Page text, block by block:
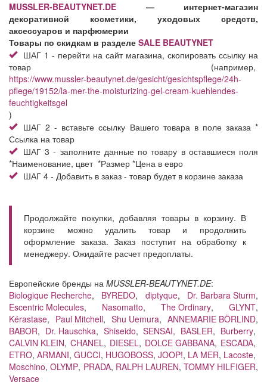
MUSSLER-BEAUTYNET.DE — интернет-магазин
декоративной косметики, уходовых средств,
аксессуаров и парфюмерии
Товары по скидкам в разделе SALE BEAUTYNET
ШАГ 1 - перейти на сайт магазина, скопировать ссылку на
товар (например,
https://www.mussler-beautynet.de/gesicht/gesichtspflege/24h-
pflege/19152/la-mer-the-moisturizing-gel-cream-kuehlendes-
feuchtigkeitsgel
)
ШАГ 2 - вставьте ссылку Вашего товара в поле заказа *
Ссылка на товар
ШАГ 3 - заполните данные по товару в оставшиеся поля
*Наименование, цвет *Размер *Цена в евро
ШАГ 4 - Добавить в заказ - товар будет в корзине заказа
Продолжайте покупки, добавляя товары в корзину. В
корзине можно удалить товар и продолжить
оформление заказа. Заказ поступит на обработку к
менеджеру. Ожидайте расчет предоплаты.
Европейские бренды на MUSSLER-BEAUTYNET.DE:
Biologique Recherche, BYREDO, diptyque, Dr. Barbara Sturm,
Escentric Molecules, Nasomatto, The Ordinary, GLYNT,
Kérastase, Paul Mitchell, Shu Uemura, ANNEMARIE BÖRLIND,
BABOR, Dr. Hauschka, Shiseido,SENSAI, BASLER, Burberry,
CALVIN KLEIN, CHANEL, DIESEL, DOLCE GABBANA, ESCADA,
ETRO, ARMANI, GUCCI, HUGOBOSS, JOOP!, LA MER, Lacoste,
Moschino,OLYMP, PRADA, RALPH LAUREN, TOMMY HILFIGER,
Versace